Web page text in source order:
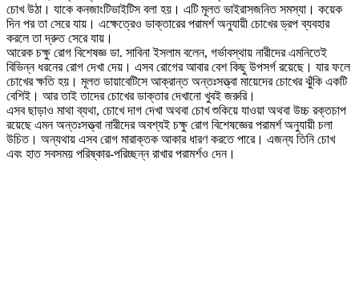
চোখ উঠা। যাকে কনজাংটিভাইটিস বলা হয়। এটি মূলত ভাইরাসজনিত সমস্যা। কয়েক
দিন পর তা সেরে যায়। এক্ষেত্রেও ডাক্তারের পরামর্শ অনুযায়ী চোখের ড্রপ ব্যবহার
করলে তা দ্রুত সেরে যায়।
আরেক চক্ষু রোগ বিশেষজ্ঞ ডা. সাবিনা ইসলাম বলেন, গর্ভাবস্থায় নারীদের এমনিতেই
বিভিন্ন ধরনের রোগ দেখা দেয়। এসব রোগের আবার বেশ কিছু উপসর্গ রয়েছে। যার ফলে
চোখের ক্ষতি হয়। মূলত ডায়াবেটিসে আক্রান্ত অন্তঃসত্ত্বা মায়েদের চোখের ঝুঁকি একটি
বেশিই। আর তাই তাদের চোখের ডাক্তার দেখানো খুবই জরুরি।
এসব ছাড়াও মাথা ব্যথা, চোখে দাগ দেখা অথবা চোখ শুকিয়ে যাওয়া অথবা উচ্চ রক্তচাপ
রয়েছে এমন অন্তঃসত্ত্বা নারীদের অবশ্যই চক্ষু রোগ বিশেষজ্ঞের পরামর্শ অনুযায়ী চলা
উচিত। অন্যথায় এসব রোগ মারাক্তক আকার ধারণ করতে পারে। এজন্য তিনি চোখ
এবং হাত সবসময় পরিষ্কার-পরিচ্ছন্ন রাখার পরামর্শও দেন।